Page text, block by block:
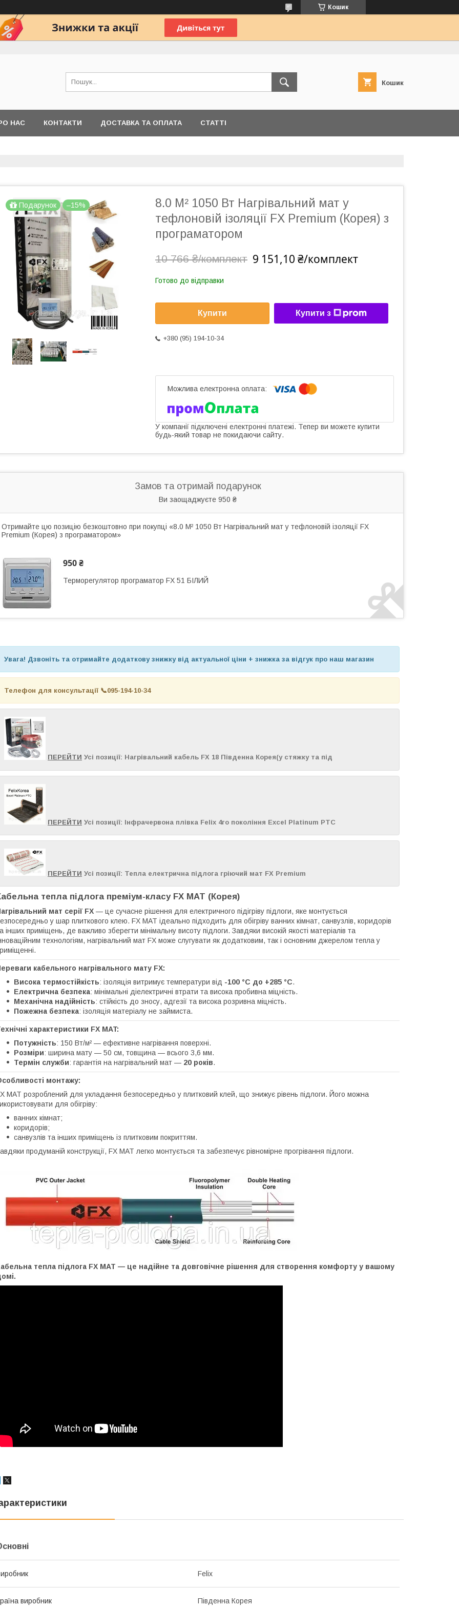
Кошик
Кошик
НАС КОНТАКТИ ДОСТАВКА ТА ОПЛАТА СТАТТІ
Подарунок –15%
8.0 М² 1050 Вт Нагрівальний мат у
тефлоновій ізоляції FX Premium (Корея) з
програматором
10 766 ₴/комплект 9 151,10 ₴/комплект
Готово до відправки
Купити Купити з
+380 (95) 194-10-34
У компанії підключені електронні платежі. Тепер ви можете купити
будь-який товар не покидаючи сайту.
Замов та отримай подарунок
Ви заощаджуєте 950 ₴
Отримайте цю позицію безкоштовно при покупці «8.0 М² 1050 Вт Нагрівальний мат у тефлоновій ізоляції FX
Premium (Корея) з програматором»
950 ₴
Терморегулятор програматор FX 51 БІЛИЙ
Увага! Дзвоніть та отримайте додаткову знижку від актуальної ціни + знижка за відгук про наш магазин
Телефон для консультації 📞095-194-10-34
ПЕРЕЙТИ Усі позиції: Нагрівальний кабель FX 18 Південна Корея(у стяжку та під
ПЕРЕЙТИ Усі позиції: Інфрачервона плівка Felix 4го покоління Excel Platinum PTC
ПЕРЕЙТИ Усі позиції: Тепла електрична підлога гріючий мат FX Premium
тепла підлога преміум-класу FX MAT (Корея)
мат серії FX — це сучасне рішення для електричного підігріву підлоги, яке монтується
у шар плиткового клею. FX MAT ідеально підходить для обігріву ванних кімнат, санвузлів, коридорів
інших приміщень, де важливо зберегти мінімальну висоту підлоги. Завдяки високій якості матеріалів та
технологіям, нагрівальний мат FX може слугувати як додатковим, так і основним джерелом тепла у
кабельного нагрівального мату FX:
Висока термостійкість: ізоляція витримує температури від -100 °C до +285 °C.
Електрична безпека: мінімальні діелектричні втрати та висока пробивна міцність.
Механічна надійність: стійкість до зносу, адгезії та висока розривна міцність.
Пожежна безпека: ізоляція матеріалу не займиста.
характеристики FX MAT:
Потужність: 150 Вт/м² — ефективне нагрівання поверхні.
Розміри: ширина мату — 50 см, товщина — всього 3,6 мм.
Термін служби: гарантія на нагрівальний мат — 20 років.
монтажу:
MAT розроблений для укладання безпосередньо у плитковий клей, що знижує рівень підлоги. Його можна
для обігріву:
ванних кімнат;
коридорів;
санвузлів та інших приміщень із плитковим покриттям.
продуманій конструкції, FX MAT легко монтується та забезпечує рівномірне прогрівання підлоги.
тепла підлога FX MAT — це надійне та довговічне рішення для створення комфорту у вашому
Felix
виробник Південна Корея